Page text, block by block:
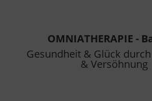
OMNIATHERAPIE -
Gesundheit & Glück
& Versöhnung